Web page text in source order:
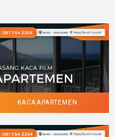
KACA APARTEMEN